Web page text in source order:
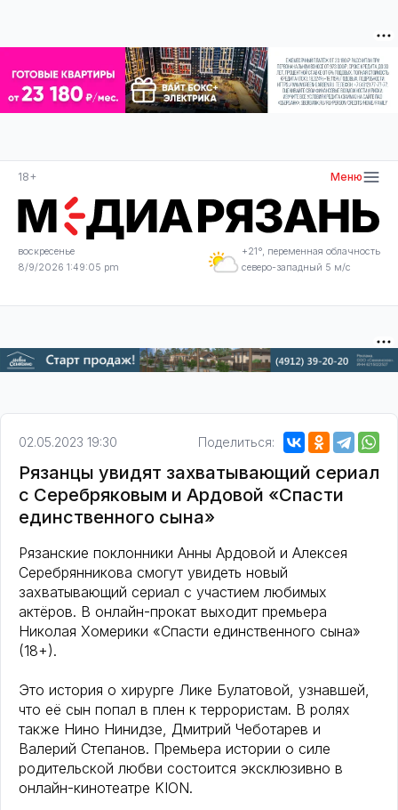
18+ Меню
воскресенье
8/9/2026 1:49:06 pm
+21°, переменная облачность
северо-западный 5 м/с
02.05.2023 19:30 Поделиться:
Рязанцы увидят захватывающий сериал
с Серебряковым и Ардовой «Спасти
единственного сына»
Рязанские поклонники Анны Ардовой и Алексея
Серебрянникова смогут увидеть новый
захватывающий сериал с участием любимых
актёров. В онлайн-прокат выходит премьера
Николая Хомерики «Спасти единственного сына»
(18+).
Это история о хирурге Лике Булатовой, узнавшей,
что её сын попал в плен к террористам. В ролях
также Нино Нинидзе, Дмитрий Чеботарев и
Валерий Степанов. Премьера истории о силе
родительской любви состоится эксклюзивно в
онлайн-кинотеатре KION.